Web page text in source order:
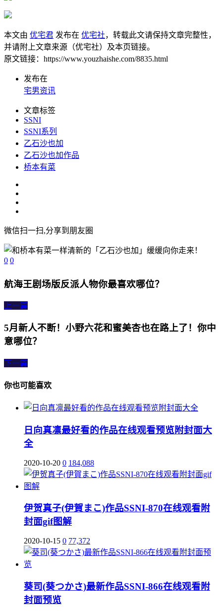
本文由 优宅君 发布在 优宅社，转载此文请保持文章完整性，
并请附上文章来源（优宅社）及本页链接。
原文链接：https://www.youzhaishe.com/8835.html
发布在
宅男资讯
文章标签
SSNI
SSNI系列
乙石沙也加
乙石沙也加作品
桥本有菜
微信扫一扫,分享到朋友圈
0 0
航海王剧场版反派人物你最喜欢哪位？
上一篇
5月新人不断！小野六花和蜜美杏也在路上了！你中
意哪位？
下一篇
你也可能喜欢
日向真凛最好看的作品在线观看预览附封面大
全
2020-10-20 0 184,088
伊贺真子(伊賀まこ)作品SSNI-870在线观看附
封面gif图解
2020-10-15 0 77,372
葵司(葵つかさ)最新作品SSNI-866在线观看附
封面预览